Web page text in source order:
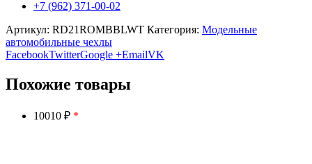
+7 (962) 371-00-02
Артикул: RD21ROMBBLWT Категория: Модельные
автомобильные чехлы
FacebookTwitterGoogle +EmailVK
Похожие товары
10010 ₽ *